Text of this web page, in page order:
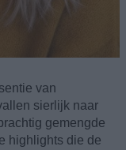
van
sierlijk naar
gemengde
highlights die de